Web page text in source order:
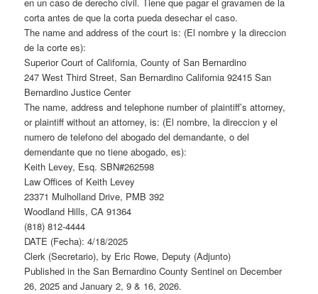
corta antes de que la corta pueda desechar el caso.
The name and address of the court is: (El nombre y la direccion
de la corte es):
Superior Court of California, County of San Bernardino
247 West Third Street, San Bernardino California 92415 San
Bernardino Justice Center
The name, address and telephone number of plaintiff’s attorney,
or plaintiff without an attorney, is: (El nombre, la direccion y el
numero de telefono del abogado del demandante, o del
demendante que no tiene abogado, es):
Keith Levey, Esq. SBN#262598
Law Offices of Keith Levey
23371 Mulholland Drive, PMB 392
Woodland Hills, CA 91364
(818) 812-4444
DATE (Fecha): 4/18/2025
Clerk (Secretario), by Eric Rowe, Deputy (Adjunto)
Published in the San Bernardino County Sentinel on December
26, 2025 and January 2, 9 & 16, 2026.